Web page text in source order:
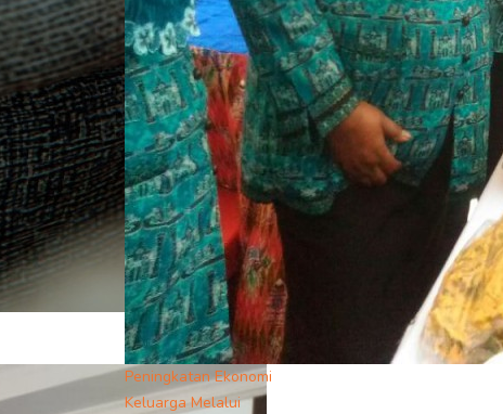
Peningkatan Ekonomi
Keluarga Melalui